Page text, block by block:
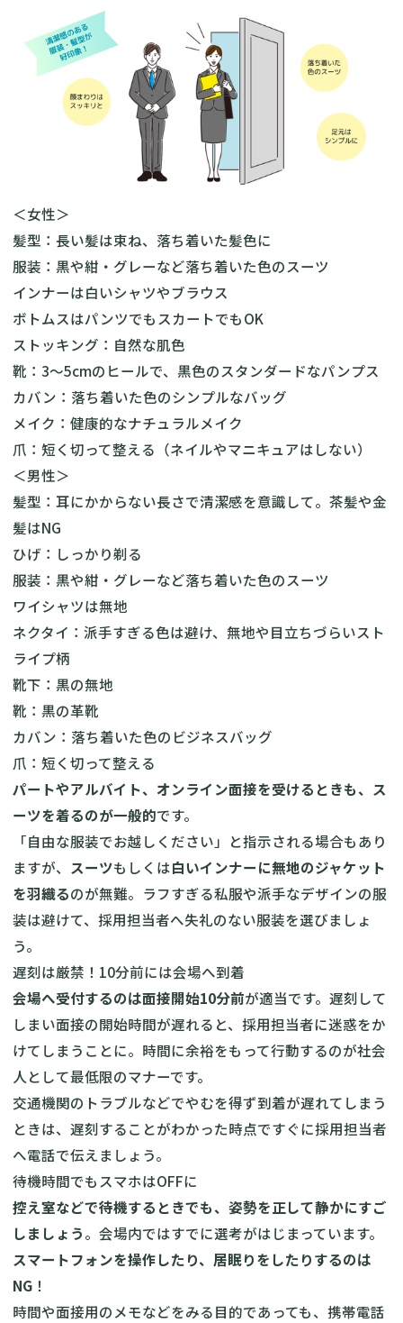
＜女性＞
髪型：長い髪は束ね、落ち着いた髪色に
服装：黒や紺・グレーなど落ち着いた色のスーツ
インナーは白いシャツやブラウス
ボトムスはパンツでもスカートでもOK
ストッキング：自然な肌色
靴：3〜5cmのヒールで、黒色のスタンダードなパンプス
カバン：落ち着いた色のシンプルなバッグ
メイク：健康的なナチュラルメイク
爪：短く切って整える（ネイルやマニキュアはしない）
＜男性＞
髪型：耳にかからない長さで清潔感を意識して。茶髪や金
髪はNG
ひげ：しっかり剃る
服装：黒や紺・グレーなど落ち着いた色のスーツ
ワイシャツは無地
ネクタイ：派手すぎる色は避け、無地や目立ちづらいスト
ライプ柄
靴下：黒の無地
靴：黒の革靴
カバン：落ち着いた色のビジネスバッグ
爪：短く切って整える
パートやアルバイト、オンライン面接を受けるときも、ス
ーツを着るのが一般的です。
「自由な服装でお越しください」と指示される場合もあり
ますが、 スーツもしくは白いインナーに無地のジャケット
を羽織るのが無難。ラフすぎる私服や派手なデザインの服
装は避けて、採用担当者へ失礼のない服装を選びましょ
う。
遅刻は厳禁！10分前には会場へ到着
会場へ受付するのは面接開始10分前が適当です。遅刻して
しまい面接の開始時間が遅れると、採用担当者に迷惑をか
けてしまうことに。時間に余裕をもって行動するのが社会
人として最低限のマナーです。
交通機関のトラブルなどでやむを得ず到着が遅れてしまう
ときは、遅刻することがわかった時点ですぐに採用担当者
へ電話で伝えましょう。
待機時間でもスマホはOFFに
控え室などで待機するときでも、姿勢を正して静かにすご
しましょう。会場内ではすでに選考がはじまっています。
スマートフォンを操作したり、居眠りをしたりするのは
NG ！
時間や面接用のメモなどをみる目的であっても、携帯電話